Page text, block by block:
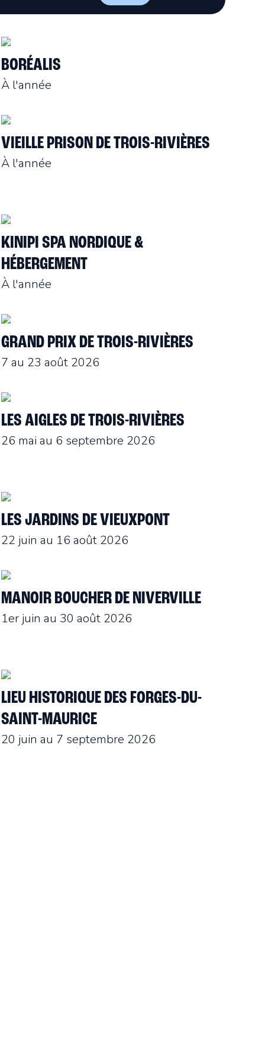
BORÉALIS
À l'année
VIEILLE PRISON DE TROIS-RIVIÈRES
À l'année
KINIPI SPA NORDIQUE &
HÉBERGEMENT
À l'année
GRAND PRIX DE TROIS-RIVIÈRES
7 au 23 août 2026
LES AIGLES DE TROIS-RIVIÈRES
26 mai au 6 septembre 2026
LES JARDINS DE VIEUXPONT
22 juin au 16 août 2026
MANOIR BOUCHER DE NIVERVILLE
1er juin au 30 août 2026
LIEU HISTORIQUE DES FORGES-DU-
SAINT-MAURICE
20 juin au 7 septembre 2026